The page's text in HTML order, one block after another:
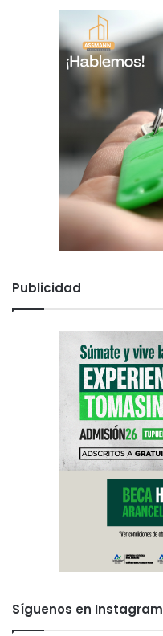
Publicidad
Síguenos en Instagram